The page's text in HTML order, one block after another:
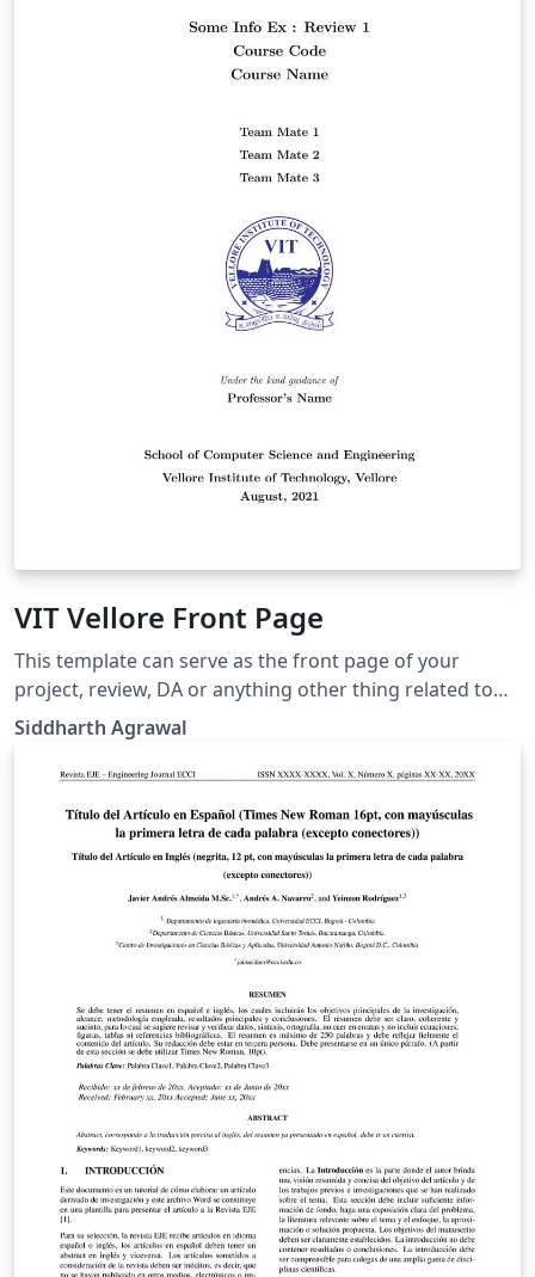
VIT Vellore Front Page
This template can serve as the front page of your
project, review, DA or anything other thing related to
Vellore Institute of Technology, Vellore.
Siddharth Agrawal